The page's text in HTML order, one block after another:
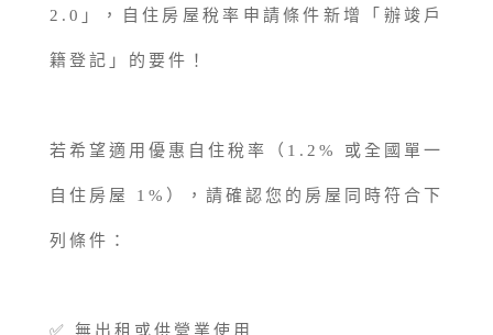
2.0」，自住房屋稅率申請條件新增「辦竣戶
籍登記」的要件！
若希望適用優惠自住稅率（1.2% 或全國單一
自住房屋 1%），請確認您的房屋同時符合下
列條件：
✅ 無出租或供營業使用